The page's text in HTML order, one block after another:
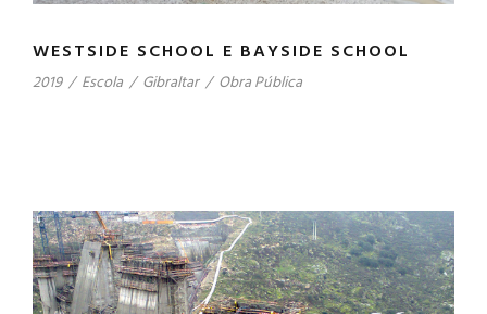
WESTSIDE SCHOOL E BAYSIDE SCHOOL
2019 / Escola / Gibraltar / Obra Pública